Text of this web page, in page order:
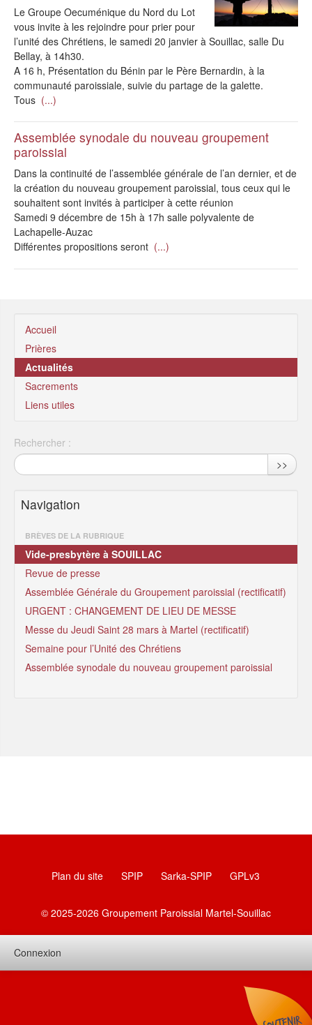
Le Groupe Oecuménique du Nord du Lot
vous invite à les rejoindre pour prier pour
l’unité des Chrétiens, le samedi 20 janvier à Souillac, salle Du
Bellay, à 14h30.
A 16 h, Présentation du Bénin par le Père Bernardin, à la
communauté paroissiale, suivie du partage de la galette.
Tous (...)
Assemblée synodale du nouveau groupement
paroissial
Dans la continuité de l’assemblée générale de l’an dernier, et de
la création du nouveau groupement paroissial, tous ceux qui le
souhaitent sont invités à participer à cette réunion
Samedi 9 décembre de 15h à 17h salle polyvalente de
Lachapelle-Auzac
Différentes propositions seront (...)
Accueil
Prières
Actualités
Sacrements
Liens utiles
Rechercher :
>>
Navigation
BRÈVES DE LA RUBRIQUE
Vide-presbytère à SOUILLAC
Revue de presse
Assemblée Générale du Groupement paroissial (rectificatif)
URGENT : CHANGEMENT DE LIEU DE MESSE
Messe du Jeudi Saint 28 mars à Martel (rectificatif)
Semaine pour l’Unité des Chrétiens
Assemblée synodale du nouveau groupement paroissial
Plan du site SPIP Sarka-SPIP GPLv3
© 2025-2026 Groupement Paroissial Martel-Souillac
Connexion